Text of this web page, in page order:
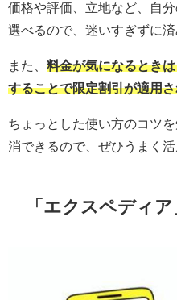
価格や評価、立地など、自
選べるので、迷いすぎずに済
また、 料金が気になるとき
することで限定割引が適用
ちょっとした使い方のコツ
消できるので、ぜひうまく
「エクスペディ